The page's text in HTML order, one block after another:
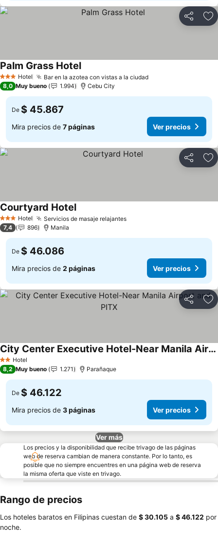
Compartir
3 Estrellas
Hotel Bar en la azotea con vistas a la ciudad
Palm Grass Hotel
8,0 Muy bueno 1.994 Cebu City
De $ 45.867
Mira precios de 7 páginas Ver precios
Compartir
3 Estrellas
Hotel Servicios de masaje relajantes
Courtyard Hotel
7,4 896 Manila
De $ 46.086
Mira precios de 2 páginas Ver precios
Compartir
2 Estrellas
Hotel
City Center Executive Hotel-Near Manila Airport and PITX
8,2 Muy bueno 1.271 Parañaque
De $ 46.122
Mira precios de 3 páginas Ver precios
Ver más
Los precios y la disponibilidad que recibe trivago de las páginas
web de reserva cambian de manera constante. Por lo tanto, es
posible que no siempre encuentres en una página web de reserva
la misma oferta que viste en trivago.
Rango de precios
Los hoteles baratos en Filipinas cuestan de ‎$ 30.105 a ‎$ 46.122 por
noche.